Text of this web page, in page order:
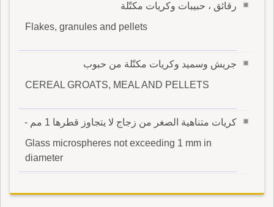
رقائق ، حبيبات وكريات مكتّلة
Flakes, granules and pellets
جريش وسميد وكريات مكتّلة من حبوب
CEREAL GROATS, MEAL AND PELLETS
كريات متناهية الصغر من زجاج لا يتجاوز قطرها 1 مم -
Glass microspheres not exceeding 1 mm in
diameter